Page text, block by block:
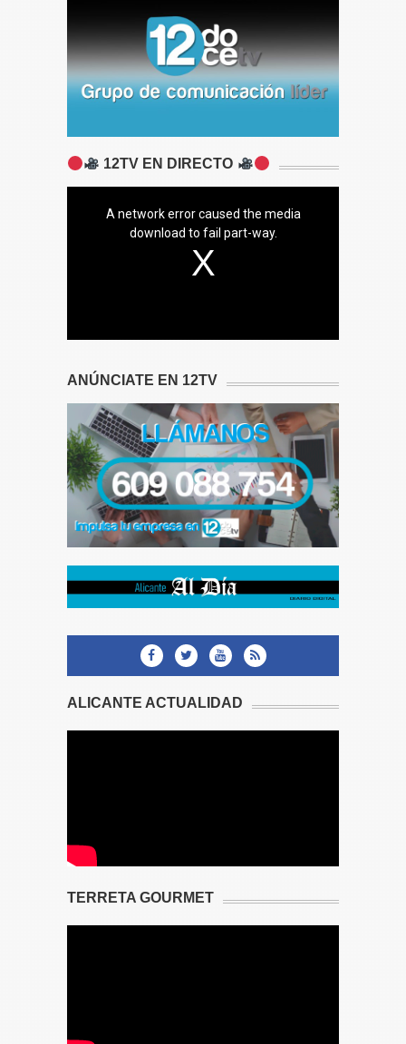
12TV EN DIRECTO
A network error caused the media
download to fail part-way.
ANÚNCIATE EN 12TV
ALICANTE ACTUALIDAD
TERRETA GOURMET